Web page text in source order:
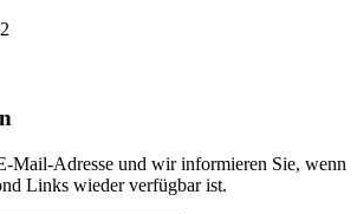
Mail-Adresse und wir informieren Sie, wenn
Links wieder verfügbar ist.